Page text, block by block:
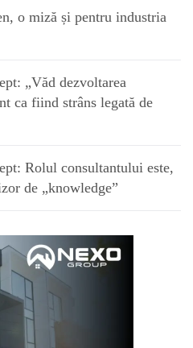
o miză și pentru industria
„Văd dezvoltarea
ca fiind strâns legată de
Rolul consultantului este,
de „knowledge”